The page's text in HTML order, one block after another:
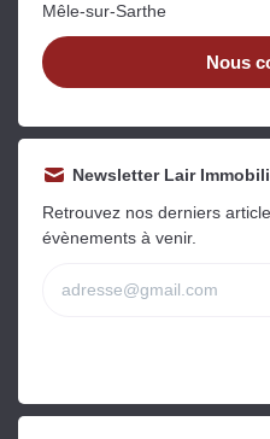
Mêle-sur-Sarthe
Nous
Newsletter Lair
Retrouvez nos derniers
évènements à venir.